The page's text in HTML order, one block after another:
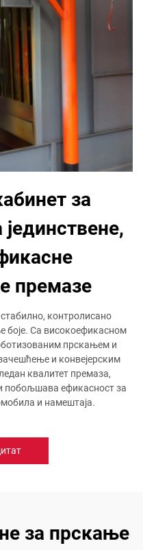
за
премазе
контролисано
боје. Са високоефикасном
прскањем и
и конвејерским
квалитет премаза,
побољшава ефикасност за
и намештаја.
за прскање